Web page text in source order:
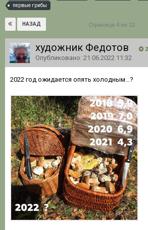
первые грибы
НАЗАД Страница 4 из 22
художник Федотов
Опубликовано: 21.06.2022 11:32
2022 год ожидается опять холодным…?